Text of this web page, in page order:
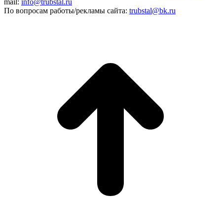
mail: info@trubstal.ru
По вопросам работы/рекламы сайта: trubstal@bk.ru